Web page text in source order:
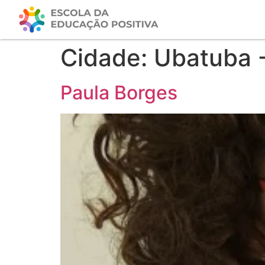
Cidade: Ubatuba
Paula Borges